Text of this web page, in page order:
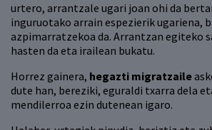
urtero, arrantzale ugari joan ohi da
inguruotako arrain espezierik ugariena,
azpimarratzekoa da. Arrantzan egiteko
hasten da eta irailean bukatu.
Horrez gainera, hegazti migratzaile
dute han, bereziki, eguraldi txarra dela
mendilerroa ezin dutenean igaro.